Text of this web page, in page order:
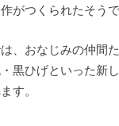
がつくられたそうで
、おなじみの仲間
黒ひげといった新
す。